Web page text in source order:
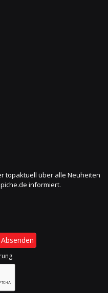
topaktuell über alle Neuheiten
informiert.
Absenden